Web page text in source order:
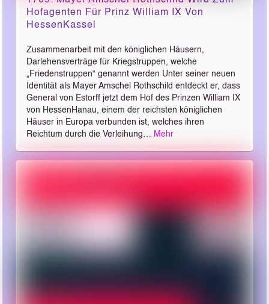
Hofagenten Für Prinz William IX Von
Hessen­Kassel
Zusammenarbeit mit den königlichen Häusern,
Darlehensverträge für Kriegstruppen, welche
„Friedenstruppen“ genannt werden Unter seiner neuen
Identität als Mayer Amschel Rothschild entdeckt er, dass
General von Estorff jetzt dem Hof des Prinzen William IX
von Hessen­Hanau, einem der reichsten königlichen
Häuser in Europa verbunden ist, welches ihren
Reichtum durch die Verleihung… Mehr